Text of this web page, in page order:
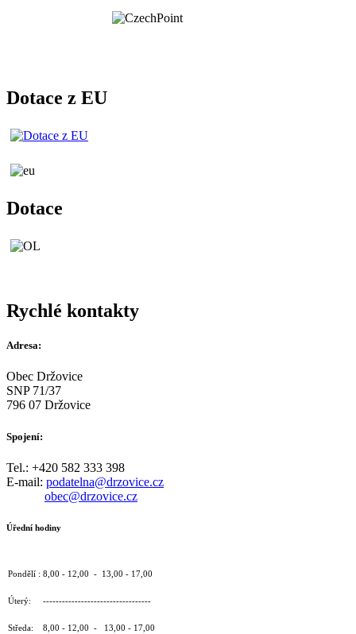
Dotace z EU
Dotace
Rychlé kontakty
Adresa:
Obec Držovice
SNP 71/37
796 07 Držovice
Spojení:
Tel.: +420 582 333 398
E-mail: podatelna@drzovice.cz
obec@drzovice.cz
Úřední hodiny
Pondělí : 8,00 - 12,00 - 13,00 - 17,00
Úterý: ----------------------------------
Středa: 8,00 - 12,00 - 13,00 - 17,00